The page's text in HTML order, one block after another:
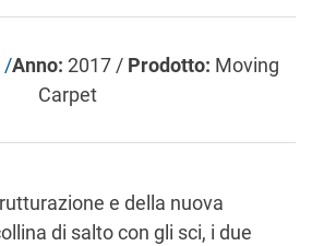
/Anno: 2017 / Prodotto: Moving
Carpet
e della nuova
di salto con gli sci, i due